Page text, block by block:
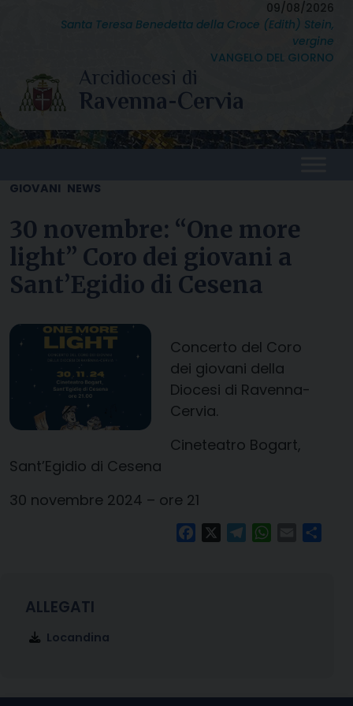
09/08/2026
Santa Teresa Benedetta della Croce (Edith) Stein,
vergine
VANGELO DEL GIORNO
GIOVANI NEWS
30 novembre: “One more
light” Coro dei giovani a
Sant’Egidio di Cesena
Concerto del Coro
dei giovani della
Diocesi di Ravenna-
Cervia.
Cineteatro Bogart,
Sant’Egidio di Cesena
30 novembre 2024 – ore 21
FacebookTelegramWhatsApp
Email
Locandina